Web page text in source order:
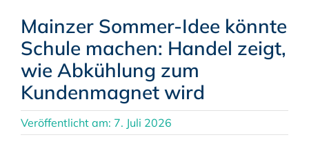
Mainzer Sommer-Idee könnte
Schule machen: Handel zeigt,
wie Abkühlung zum
Kundenmagnet wird
Veröffentlicht am: 7. Juli 2026